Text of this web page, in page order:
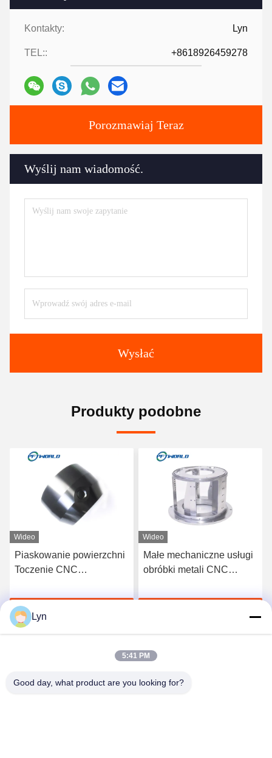
Kontakty: Lyn
TEL:: +8618926459278
Porozmawiaj Teraz
Wyślij nam wiadomość.
Wysłać
Produkty podobne
Wideo
Małe mechaniczne usługi
obróbki metali CNC
piaskowania
Porozmawiaj Teraz
Wideo
Bead Blasted CNC
Toczenie Frezowanie
zamówienie Akcesoria
Lyn
5:41 PM
Good day, what product are you looking for?